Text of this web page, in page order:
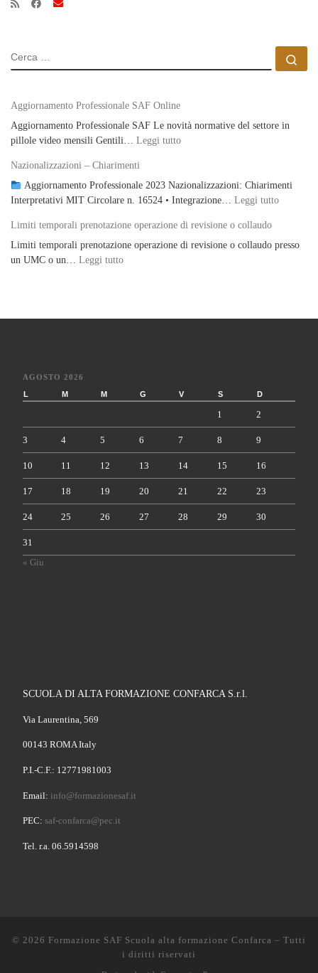
CERCA
Aggiornamento Professionale SAF Online
Aggiornamento Professionale SAF Le novità normative del settore in
pillole video mensili Gentili… Leggi tutto: Aggiornamento Professionale
Nazionalizzazioni – Chiarimenti
Aggiornamento Professionale 2023 Nazionalizzazioni: Chiarimenti
Interpretativi MIT Circolare n. 16524 • Integrazione… Leggi tutto:
Limiti temporali prenotazione operazione di revisione o collaudo
Limiti temporali prenotazione operazione di revisione o collaudo presso
un UMC o un… Leggi tutto: Limiti temporali prenotazione operazione di
AGOSTO 2026
L
M M G V S D
1 2
3 4 5 6 7 8 9
10 11 12 13 14 15 16
17 18 19 20 21 22 23
24 25 26 27 28 29 30
31
« Giu
SCUOLA DI ALTA FORMAZIONE CONFARCA S.r.l.
Via Laurentina, 569
00143 ROMA Italy
P.I.-C.F.: 12771981003
Email: info@formazionesaf.it
PEC: saf-confarca@pec.it
Tel. r.a. 06.5914598
© 2026 Formazione SAF Scuola alta formazione Confarca – Tutti
i diritti riservati